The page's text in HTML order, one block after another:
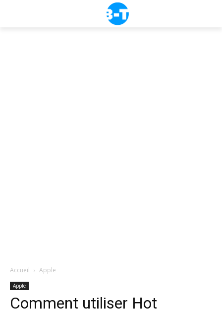
Accueil Apple
Apple
Comment utiliser Hot